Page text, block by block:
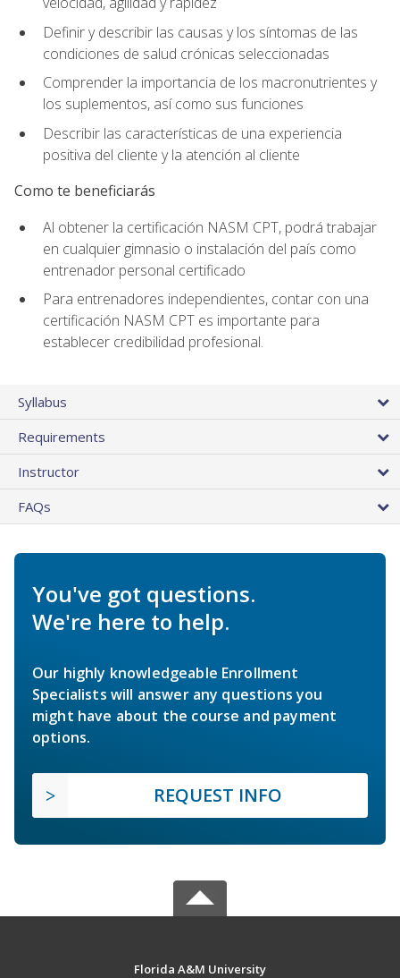
Definir y describir las causas y los síntomas de las
condiciones de salud crónicas seleccionadas
Comprender la importancia de los macronutrientes y
los suplementos, así como sus funciones
Describir las características de una experiencia
positiva del cliente y la atención al cliente
Como te beneficiarás
Al obtener la certificación NASM CPT, podrá trabajar
en cualquier gimnasio o instalación del país como
entrenador personal certificado
Para entrenadores independientes, contar con una
certificación NASM CPT es importante para
establecer credibilidad profesional.
Syllabus
Requirements
Instructor
FAQs
You've got questions.
We're here to help.
Our highly knowledgeable Enrollment
Specialists will answer any questions you
might have about the course and payment
options.
REQUEST INFO
Florida A&M University